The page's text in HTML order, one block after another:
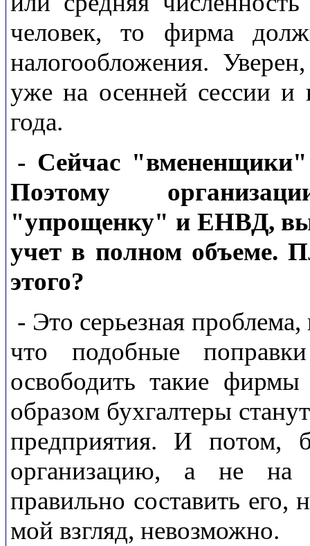
человек, то фирма
налогообложения.
уже на осенней сессии и
года.
- Сейчас "вмененщики"
Поэтому
"упрощенку" и ЕНВД,
учет в полном объеме.
этого?
- Это серьезная
что подобные
освободить такие
образом бухгалтеры
предприятия. И потом,
организацию, а не на
правильно составить его,
мой взгляд, невозможно.